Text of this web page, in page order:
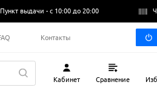
Пункт выдачи -с 10:00 до 20:00
Контакты
Кабинет Сравнение